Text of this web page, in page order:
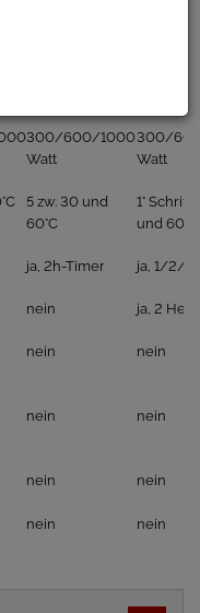
300/600/1000
Watt
300/
Watt
5 zw. 30 und
60°C
1°
und 60°C
ja, 2h-Timer ja, 1/2/
nein ja, 2
nein nein
nein nein
nein nein
nein nein